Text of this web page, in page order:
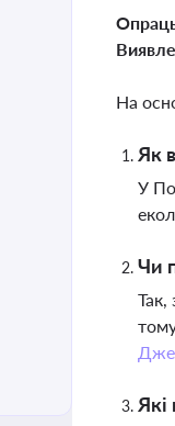
На
Як
У
Чи
Так,
Які